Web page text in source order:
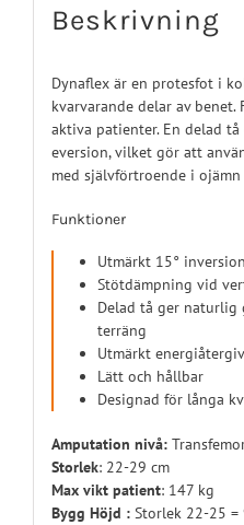
Beskrivning
Dynaflex är en protesfot i
kvarvarande delar av
aktiva patienter. En delad
eversion, vilket gör att
med självförtroende i
Funktioner
Utmärkt 15°
Stötdämpning vid
Delad tå ger naturlig
terräng
Utmärkt
Lätt och hållbar
Designad för långa
Amputation nivå:
Storlek: 22-29 cm
Max vikt patient: 147 kg
Bygg Höjd :Storlek 22-25 =